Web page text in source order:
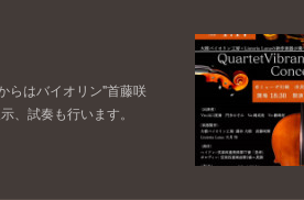
らはバイオリン"首藤咲
、試奏も行います。